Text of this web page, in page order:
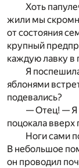
Хоть
жили мы
от состояния
крупный
каждую лавку в
Я
яблонями
подевались?
— Отец! — Я
поцокала
Ноги сами
В небольшое
он проводил